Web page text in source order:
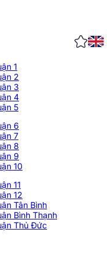
1
2
3
4
5
6
7
8
9
10
11
12
Tân Bình
Bình Thạnh
Thủ Đức